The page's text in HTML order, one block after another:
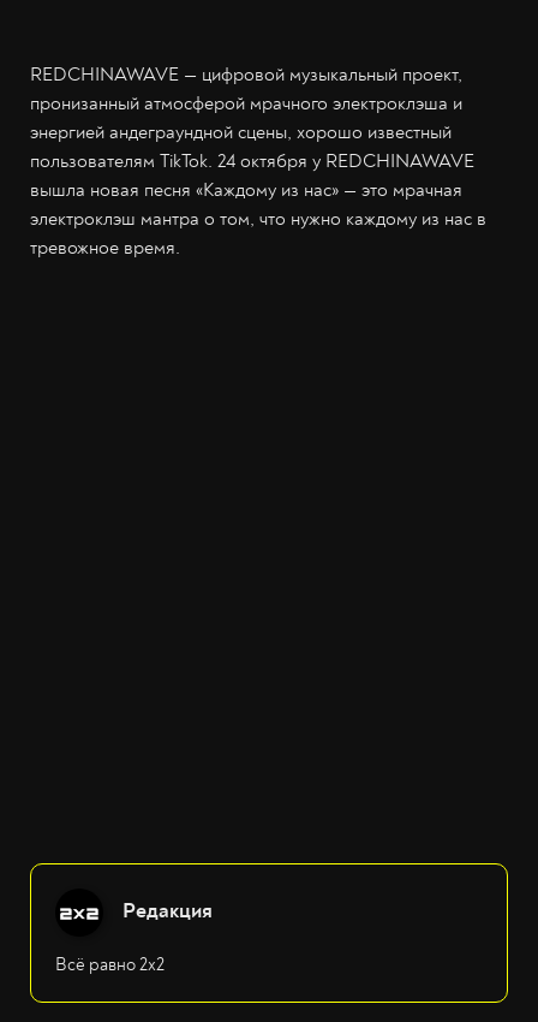
REDCHINAWAVE — цифровой музыкальный проект,
пронизанный атмосферой мрачного электроклэша и
энергией андеграундной сцены, хорошо известный
пользователям TikTok. 24 октября у REDCHINAWAVE
вышла новая песня «Каждому из нас» — это мрачная
электроклэш мантра о том, что нужно каждому из нас в
тревожное время.
Редакция
Всё равно 2х2